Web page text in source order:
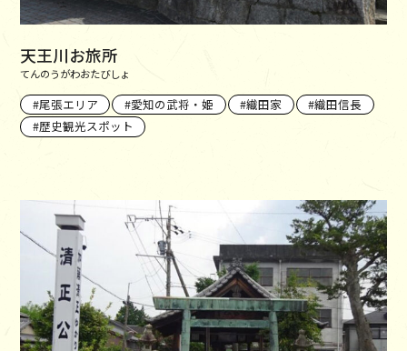
天王川お旅所
てんのうがわおたびしょ
尾張エリア 愛知の武将・姫 織田家
織田信長
歴史観光スポット